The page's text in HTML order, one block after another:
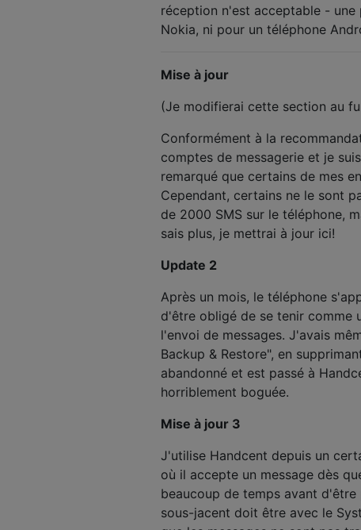
réception n'est acceptable -
Nokia, ni pour un téléphone
Mise à jour
(Je modifierai cette section au
Conformément à la
comptes de messagerie et je
remarqué que certains de mes
Cependant, certains ne le sont
de 2000 SMS sur le téléphone,
sais plus, je mettrai à jour ici!
Update 2
Après un mois, le téléphone
d'être obligé de se tenir comme
l'envoi de messages. J'avais
Backup & Restore", en
abandonné et est passé à
horriblement boguée.
Mise à jour 3
J'utilise Handcent depuis un
où il accepte un message dès
beaucoup de temps avant
sous-jacent doit être avec le